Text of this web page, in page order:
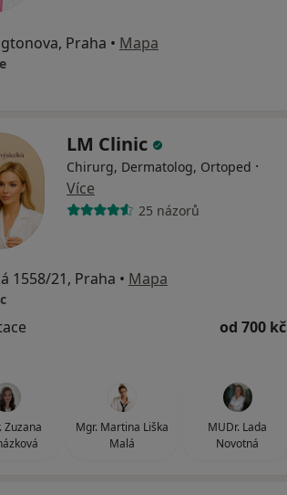
Praha • Mapa
LM Clinic
Chirurg, Dermatolog, Ortoped ·
Více
25 názorů
1558/21, Praha • Mapa
od 700 kč
Zuzana
Mgr. Martina Liška
Malá
MUDr. Lada
Novotná